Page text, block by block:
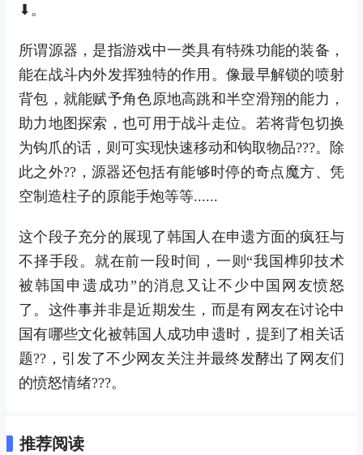
⬇。
所谓源器，是指游戏中一类具有特殊功能的装备，
能在战斗内外发挥独特的作用。像最早解锁的喷射
背包，就能赋予角色原地高跳和半空滑翔的能力，
助力地图探索，也可用于战斗走位。若将背包切换
为钩爪的话，则可实现快速移动和钩取物品???。除
此之外??，源器还包括有能够时停的奇点魔方、凭
空制造柱子的原能手炮等等......
这个段子充分的展现了韩国人在申遗方面的疯狂与
不择手段。就在前一段时间，一则“我国榫卯技术
被韩国申遗成功”的消息又让不少中国网友愤怒
了。这件事并非是近期发生，而是有网友在讨论中
国有哪些文化被韩国人成功申遗时，提到了相关话
题??，引发了不少网友关注并最终发酵出了网友们
的愤怒情绪???。
推荐阅读